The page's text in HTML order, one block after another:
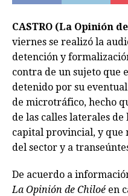
CASTRO (La Opinión
viernes se realizó la
detención y
contra de un sujeto que
detenido por su
de microtráfico, hecho
de las calles laterales de
capital provincial, y que
del sector y a
De acuerdo a
La Opinión de Chiloé en